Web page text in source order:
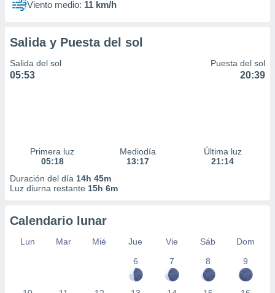
Viento medio: 11 km/h
Salida y Puesta del sol
Salida del sol
05:53
Puesta del sol
20:39
Primera luz
05:18
Mediodía
13:17
Última luz
21:14
Duración del día 14h 45m
Luz diurna restante 15h 6m
Calendario lunar
Lun Mar Mié Jue Vie Sáb
Dom
6
7 8 9